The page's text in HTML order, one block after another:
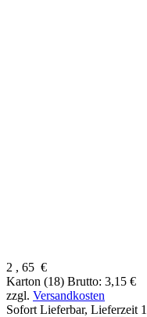
2 , 65 €
Karton (18) Brutto: 3,15 €
zzgl. Versandkosten
Sofort Lieferbar, Lieferzeit